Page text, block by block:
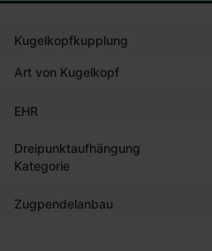
Kugelkopfkupplung
Art von Kugelkopf
EHR
Dreipunktaufhängung
Kategorie
Zugpendelanbau